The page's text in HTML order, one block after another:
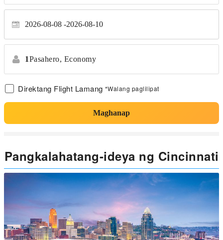
2026-08-08 2026-08-10
1Pasahero, Economy
Direktang Flight Lamang *Walang paglilipat
Maghanap
Pangkalahatang-ideya ng Cincinnati